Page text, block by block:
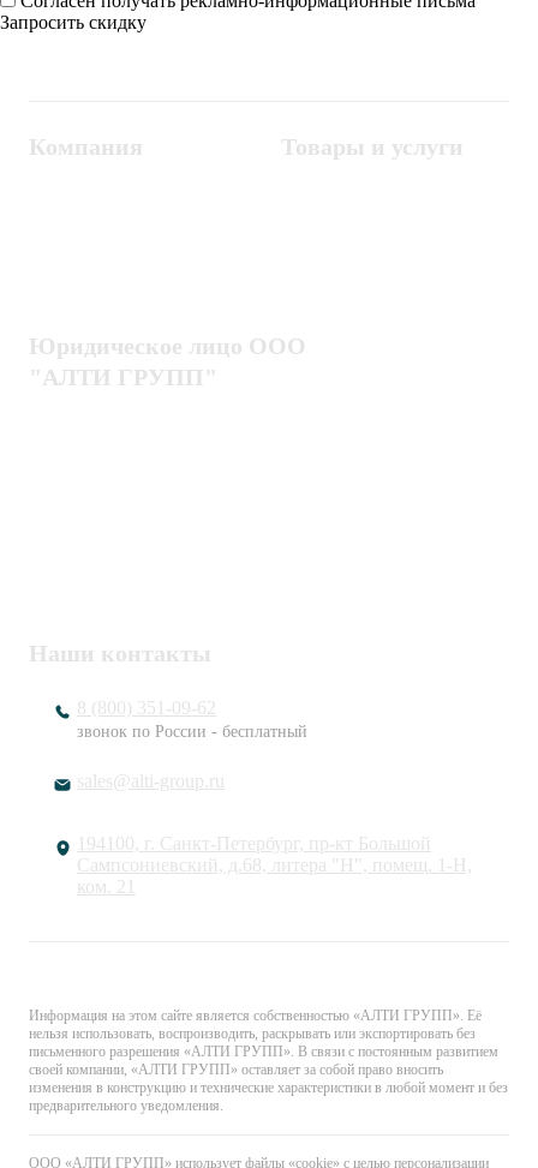
Запросить скидку
Компания Товары и услуги
Юридическое лицо ООО
"АЛТИ ГРУПП"
Наши контакты
8 (800) 351-09-62
звонок по России - бесплатный
sales@alti-group.ru
194100, г. Санкт-Петербург, пр-кт Большой
Сампсониевский, д.68, литера "Н", помещ. 1-Н,
ком. 21
Информация на этом сайте является собственностью «АЛТИ ГРУПП». Её
нельзя использовать, воспроизводить, раскрывать или экспортировать без
письменного разрешения «АЛТИ ГРУПП». В связи с постоянным развитием
своей компании, «АЛТИ ГРУПП» оставляет за собой право вносить
изменения в конструкцию и технические характеристики в любой момент и без
предварительного уведомления.
ООО «АЛТИ ГРУПП» использует файлы «cookie» с целью персонализации